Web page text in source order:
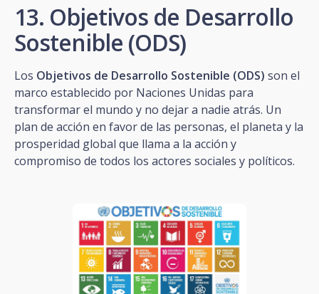
13. Objetivos de Desarrollo
Sostenible (ODS)
Los Objetivos de Desarrollo Sostenible (ODS) son el
marco establecido por Naciones Unidas para
transformar el mundo y no dejar a nadie atrás. Un
plan de acción en favor de las personas, el planeta y la
prosperidad global que llama a la acción y
compromiso de todos los actores sociales y políticos.